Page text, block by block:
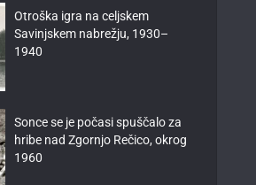
Otroška igra na celjskem
Savinjskem nabrežju, 1930–
1940
Sonce se je počasi spuščalo za
hribe nad Zgornjo Rečico, okrog
1960